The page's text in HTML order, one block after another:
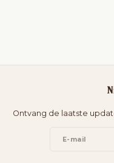
Ontvang de laatste